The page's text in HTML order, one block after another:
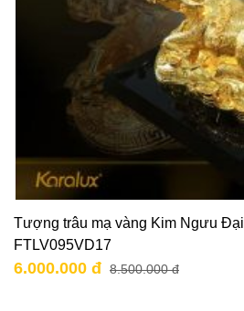
Tượng trâu mạ vàng Kim Ngưu
FTLV095VD17
6.000.000 đ 8.500.000 đ